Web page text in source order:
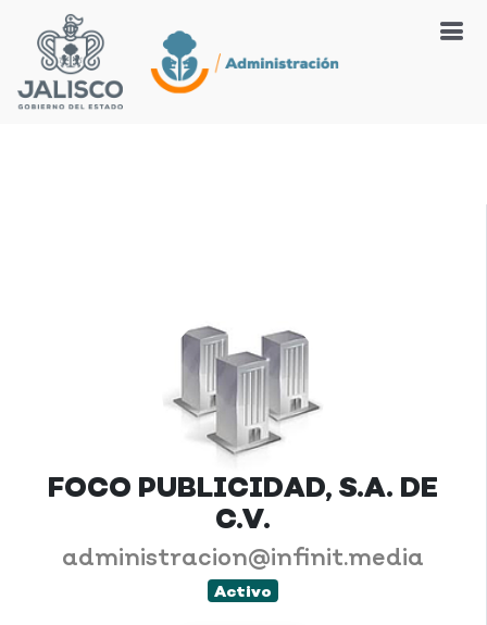
FOCO PUBLICIDAD, S.A. DE
C.V.
administracion@infinit.media
Activo